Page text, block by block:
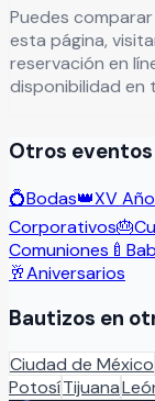
Puedes
esta página,
reservación en
disponibilidad en
Otros eventos
💍Bodas👑XV
Corporativos🎂
Comuniones 🍼
🥂Aniversarios
Bautizos en
Ciudad de México
PotosíTijuana